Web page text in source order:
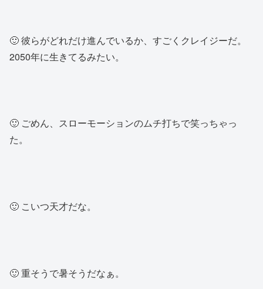
🙂 彼らがどれだけ進んでいるか、すごくクレイジーだ。
2050年に生きてるみたい。
🙂 ごめん、スローモーションのムチ打ちで笑っちゃっ
た。
🙂 こいつ天才だな。
🙂 重そうで暑そうだなぁ。